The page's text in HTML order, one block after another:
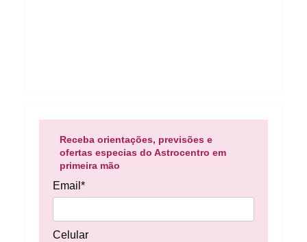
Receba orientações, previsões e
ofertas especias do Astrocentro em
primeira mão
Email*
Celular